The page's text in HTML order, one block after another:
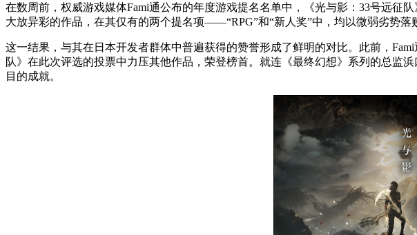
在数周前，权威游戏媒体Fami通公布的年度游戏提名名单中，《光与影：33号远征
大放异彩的作品，在其仅有的两个提名项——“RPG”和“新人奖”中，均以微弱劣势落
这一结果，与其在日本开发者群体中普遍获得的赞誉形成了鲜明的对比。此前，
队》在此次评选的投票中力压其他作品，荣登榜首。就连《最终幻想》系列的总监
目的成就。